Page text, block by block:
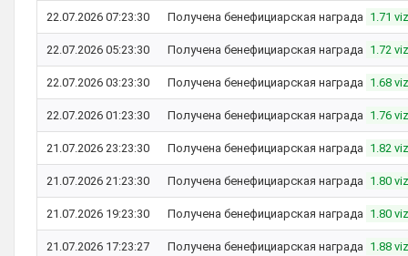
22.07.2026 07:23:30 Получена бенефициарская награда 1.71 viz
22.07.2026 05:23:30 Получена бенефициарская награда 1.72 viz
22.07.2026 03:23:30 Получена бенефициарская награда 1.68 viz
22.07.2026 01:23:30 Получена бенефициарская награда 1.76 viz
21.07.2026 23:23:30 Получена бенефициарская награда 1.82 viz
21.07.2026 21:23:30 Получена бенефициарская награда 1.80 viz
21.07.2026 19:23:30 Получена бенефициарская награда 1.80 viz
21.07.2026 17:23:27 Получена бенефициарская награда 1.88 viz